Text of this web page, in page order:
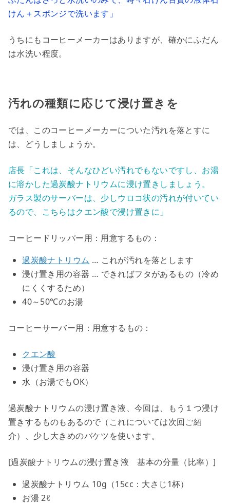
けん＋スポンジで洗います」
うちにもコーヒーメーカーはありますが、確かにふだん
は水洗い程度。
汚れの種類に応じて浸け置きを
では、このコーヒーメーカーについた汚れを落とすに
は、どうしましょうか。
店長「これは、そんなひどい汚れでもないですし、お湯
に溶かした過炭酸ナトリウムに浸け置きしましょう。
ガラス製のサーバーは、少しウロコ状の汚れが付いてい
るので、こちらはクエン酸で浸け置きに」
コーヒードリッパー用：用意するもの：
過炭酸ナトリウム … これが汚れを落とします
浸け置き用の容器 … できればフタがあるもの（冷め
にくくするため）
40～50℃のお湯
コーヒーサーバー用：用意するもの：
クエン酸
浸け置き用の容器
水（お湯でもOK）
過炭酸ナトリウムの浸け置き液、今回は、もう１つ浸け
置きするものもあるので（これについては次回ご紹
介）、少し大きめのバケツを使います。
[過炭酸ナトリウムの浸け置き液 基本の分量（比率）]
過炭酸ナトリウム 10g（15cc：大さじ1杯）
お湯2ℓ